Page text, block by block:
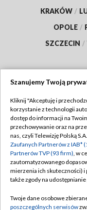
KRAKÓW /
OPOLE /
SZCZECIN /
Abonament TVP
Emisja w TVP
Centrum informacji
Naziemna Telewizja
Rada Programowa
Szanujemy Twoją
Kliknij "Akceptuję i
korzystanie z technologii
dostęp do informacji na
przechowywanie oraz na
nas, czyli Telewizję Polską
Zaufanych Partnerów z IAB*
Partnerów TVP (93 firm), w
zautomatyzowanego
mierzenia ich skuteczności) i
także zgody na
Twoje dane osobowe
poszczególnych serwisów